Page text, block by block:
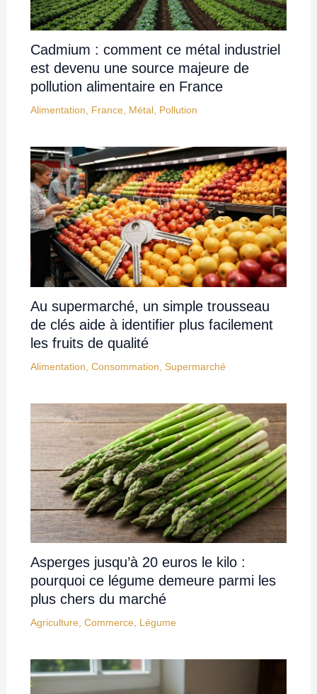
Cadmium : comment ce métal industriel
est devenu une source majeure de
pollution alimentaire en France
Alimentation France Métal, Pollution
Au supermarché, un simple trousseau
de clés aide à identifier plus facilement
les fruits de qualité
Alimentation Consommation Supermarché
Asperges jusqu’à 20 euros le kilo :
pourquoi ce légume demeure parmi les
plus chers du marché
Agriculture, Commerce, Légume